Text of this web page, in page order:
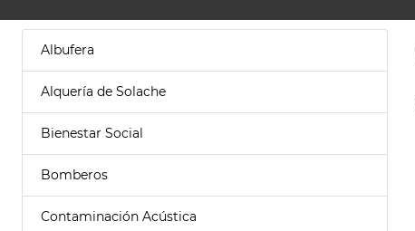
Albufera
Alquería de Solache
Bienestar Social
Bomberos
Contaminación Acústica